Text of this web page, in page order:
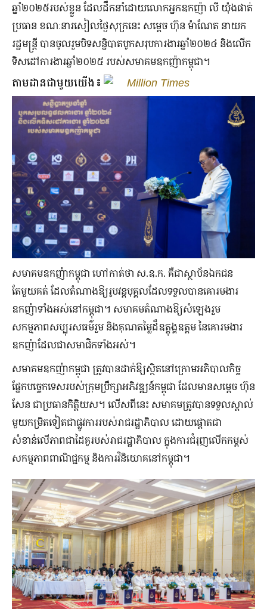
ឆ្នាំ២០២៥របស់ខ្លួន ដែលដឹកនាំដោយលោកអ្នកឧកញ៉ា លី យ៉ុងផាត់
ប្រធាន ខណៈនារសៀលថ្ងៃសុក្រនេះ សម្តេច ហ៊ុន ម៉ាណែត នាយក
រដ្ឋមន្ត្រី បានចូលរួមបិទសន្និបាតបូកសរុបការងារឆ្នាំ២០២៤ និងលើក
ទិសដៅការងារឆ្នាំ២០២៥ របស់សមាគមឧកញ៉ាកម្ពុជា។
តាមដានជាមួយយើង៖ Million Times
សមាគមឧកញ៉ាកម្ពុជា ហៅកាត់ថា ស.ឧ.ក. គឺជាស្ថាប័នឯកជន
តែមួយគត់ ដែលតំណាង​ឱ្យ​រូបវន្ត​បុគ្គលដែលទទួលបានគោរមងារ
ឧកញ៉ាទាំងអស់នៅកម្ពុជា។ សមាគមតំណាង​ឱ្យ​សំឡេងរួម
សកម្មភាពសប្បុរសធម៌រួម និងគុណតម្លៃដ៏ឧត្តុង្គឧត្តម នៃគោរ​មងារ​
ឧកញ៉ា​ដែលជា​សមាជិកទាំងអស់។
សមាគមឧកញ៉ាកម្ពុជា ត្រូវបានដាក់ឱ្យស្ថិតនៅក្រោមអភិបាលកិច្ច
ផ្នែកបច្ចេកទេសរបស់​ក្រុម​ប្រឹក្សា​អភិវឌ្ឍន៍កម្ពុជា ដែលមានសម្តេច ហ៊ុន
សែន ជាប្រធានកិត្តិយស។ លើសពីនេះ សមាគមត្រូវបានទទួលស្គាល់
មួយកម្រិតទៀតជាផ្លូវការរបស់​រាជរដ្ឋា​ភិបាល ដោយ​ផ្តោត​ជា
សំខាន់លើភាពជាដៃគូរបស់រាជរដ្ឋាភិបាល ក្នុងការជំរុញលើក​កម្ពស់​
សកម្មភាព​​ពាណិជ្ជ​កម្ម និងការវិនិយោគនៅកម្ពុជា។